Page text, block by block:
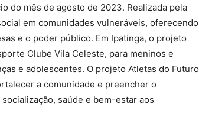
do mês de agosto de 2023. Realizada pela
em comunidades vulneráveis, oferecendo
e o poder público. Em Ipatinga, o projeto
Clube Vila Celeste, para meninos e
e adolescentes. O projeto Atletas do Futuro
a comunidade e preencher o
saúde e bem-estar aos